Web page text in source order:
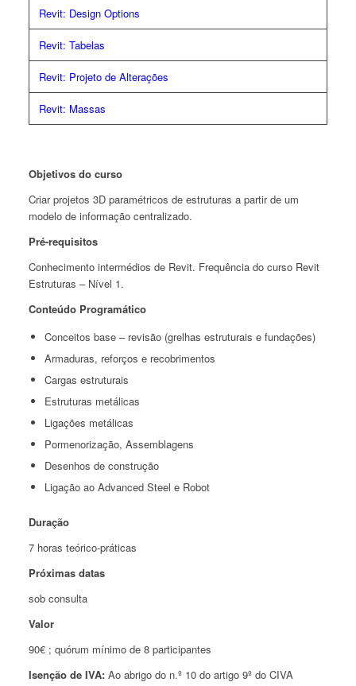
Revit: Design Options
Revit: Tabelas
Revit: Projeto de Alterações
Revit: Massas
Objetivos do curso
Criar projetos 3D paramétricos de estruturas a partir de um
modelo de informação centralizado.
Pré-requisitos
Conhecimento intermédios de Revit. Frequência do curso Revit
Estruturas – Nível 1.
Conteúdo Programático
Conceitos base – revisão (grelhas estruturais e fundações)
Armaduras, reforços e recobrimentos
Cargas estruturais
Estruturas metálicas
Ligações metálicas
Pormenorização, Assemblagens
Desenhos de construção
Ligação ao Advanced Steel e Robot
Duração
7 horas teórico-práticas
Próximas datas
sob consulta
Valor
90€ ; quórum mínimo de 8 participantes
Isenção de IVA: Ao abrigo do n.º 10 do artigo 9º do CIVA